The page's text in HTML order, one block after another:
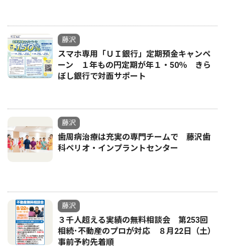
藤沢
スマホ専用「ＵＩ銀行」定期預金キャンペ
ーン １年もの円定期が年１・50％ きら
ぼし銀行で対面サポート
藤沢
歯周病治療は充実の専門チームで 藤沢歯
科ペリオ・インプラントセンター
藤沢
３千人超える実績の無料相談会 第253回
相続･不動産のプロが対応 ８月22日（土）
事前予約先着順